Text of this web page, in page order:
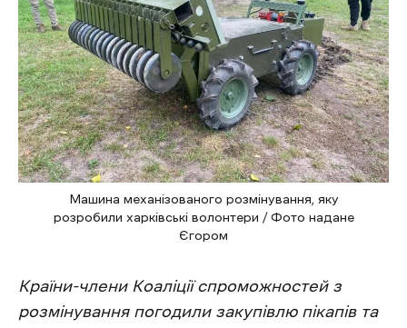
Машина механізованого розмінування, яку
розробили харківські волонтери / Фото надане
Єгором
Країни-члени Коаліції спроможностей з
розмінування погодили закупівлю пікапів та